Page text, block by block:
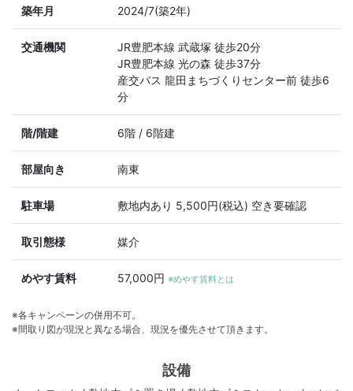
築年月 2024/7(築2年)
交通機関
JR豊肥本線 武蔵塚 徒歩20分
JR豊肥本線 光の森 徒歩37分
産交バス 龍田まちづくりセンター前 徒歩6
分
階/階建 6階 / 6階建
部屋向き 南東
駐車場 敷地内あり 5,500円(税込) 空き要確認
取引態様 媒介
めやす賃料 57,000円 ※めやす賃料とは
※各キャンペーンの併用不可。
※間取り図が現況と異なる場合、現況を優先させて頂きます。
設備